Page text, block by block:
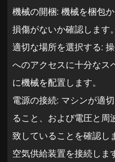
機械の開梱: 機械を梱包
損傷がないか確認します。
適切な場所を選択する:
へのアクセスに十分なス
に機械を配置します。
電源の接続: マシンが適
ること、および電圧と周
致していることを確認し
空気供給装置を接続しま